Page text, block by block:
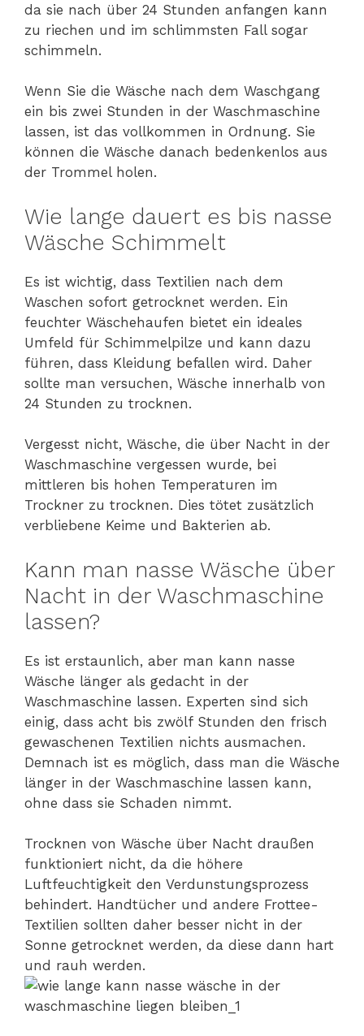
da sie nach über 24 Stunden anfangen kann
zu riechen und im schlimmsten Fall sogar
schimmeln.
Wenn Sie die Wäsche nach dem Waschgang
ein bis zwei Stunden in der Waschmaschine
lassen, ist das vollkommen in Ordnung. Sie
können die Wäsche danach bedenkenlos aus
der Trommel holen.
Wie lange dauert es bis nasse
Wäsche Schimmelt
Es ist wichtig, dass Textilien nach dem
Waschen sofort getrocknet werden. Ein
feuchter Wäschehaufen bietet ein ideales
Umfeld für Schimmelpilze und kann dazu
führen, dass Kleidung befallen wird. Daher
sollte man versuchen, Wäsche innerhalb von
24 Stunden zu trocknen.
Vergesst nicht, Wäsche, die über Nacht in der
Waschmaschine vergessen wurde, bei
mittleren bis hohen Temperaturen im
Trockner zu trocknen. Dies tötet zusätzlich
verbliebene Keime und Bakterien ab.
Kann man nasse Wäsche über
Nacht in der Waschmaschine
lassen?
Es ist erstaunlich, aber man kann nasse
Wäsche länger als gedacht in der
Waschmaschine lassen. Experten sind sich
einig, dass acht bis zwölf Stunden den frisch
gewaschenen Textilien nichts ausmachen.
Demnach ist es möglich, dass man die Wäsche
länger in der Waschmaschine lassen kann,
ohne dass sie Schaden nimmt.
Trocknen von Wäsche über Nacht draußen
funktioniert nicht, da die höhere
Luftfeuchtigkeit den Verdunstungsprozess
behindert. Handtücher und andere Frottee-
Textilien sollten daher besser nicht in der
Sonne getrocknet werden, da diese dann hart
und rauh werden.